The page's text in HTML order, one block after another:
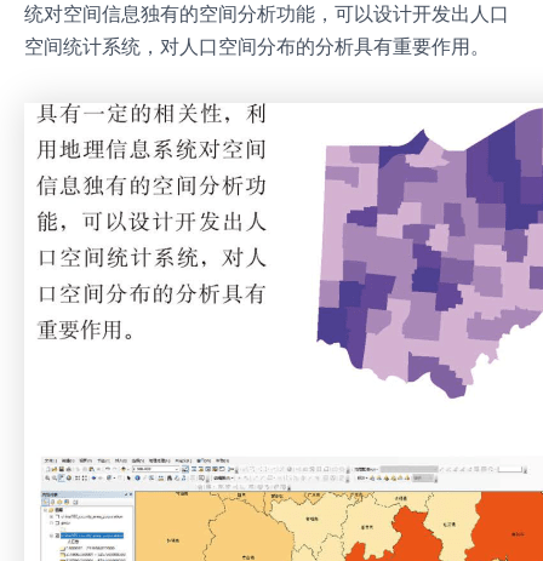
统对空间信息独有的空间分析功能，可以设计开发出人口
空间统计系统，对人口空间分布的分析具有重要作用。